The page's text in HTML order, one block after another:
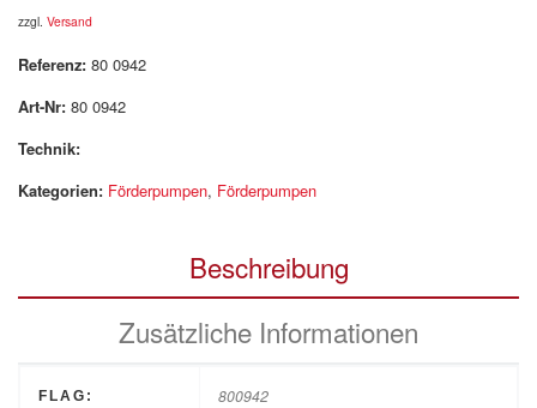
zzgl. Versand
Referenz: 80 0942
Art-Nr: 80 0942
Technik:
Kategorien: Förderpumpen, Förderpumpen
Beschreibung
Zusätzliche Informationen
FLAG: 800942